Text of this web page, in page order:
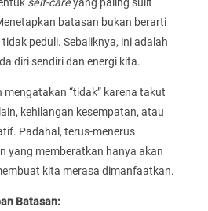
batasan bukan berarti
peduli. Sebaliknya, ini adalah
diri sendiri dan energi kita.
“tidak” karena takut
kehilangan kesempatan, atau
Padahal, terus-menerus
yang memberatkan hanya akan
kita merasa dimanfaatkan.
Batasan: